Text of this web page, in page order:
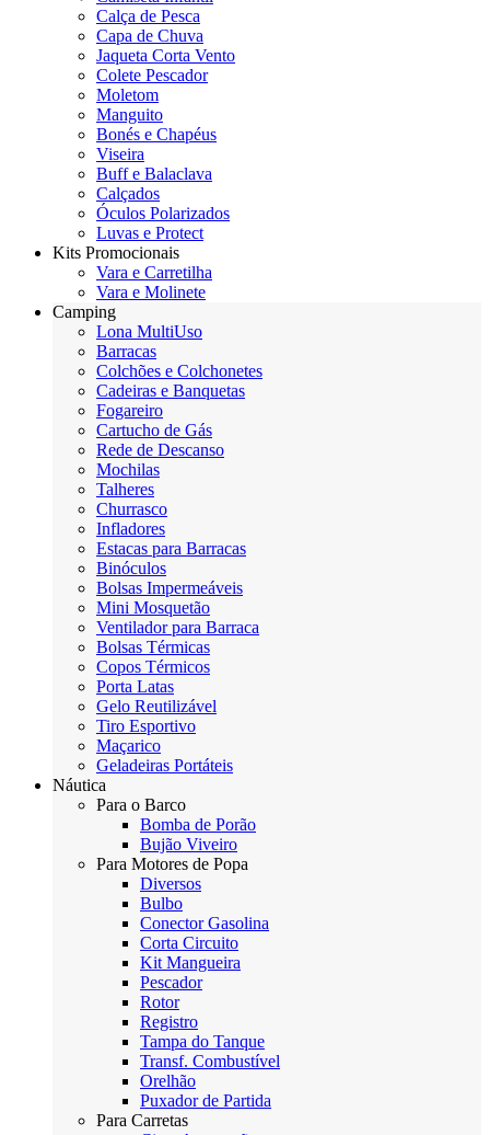
Calça de Pesca
Capa de Chuva
Jaqueta Corta Vento
Colete Pescador
Moletom
Manguito
Bonés e Chapéus
Viseira
Buff e Balaclava
Calçados
Óculos Polarizados
Luvas e Protect
Kits Promocionais
Vara e Carretilha
Vara e Molinete
Camping
Lona MultiUso
Barracas
Colchões e Colchonetes
Cadeiras e Banquetas
Fogareiro
Cartucho de Gás
Rede de Descanso
Mochilas
Talheres
Churrasco
Infladores
Estacas para Barracas
Binóculos
Bolsas Impermeáveis
Mini Mosquetão
Ventilador para Barraca
Bolsas Térmicas
Copos Térmicos
Porta Latas
Gelo Reutilizável
Tiro Esportivo
Maçarico
Geladeiras Portáteis
Náutica
Para o Barco
Bomba de Porão
Bujão Viveiro
Para Motores de Popa
Diversos
Bulbo
Conector Gasolina
Corta Circuito
Kit Mangueira
Pescador
Rotor
Registro
Tampa do Tanque
Transf. Combustível
Orelhão
Puxador de Partida
Para Carretas